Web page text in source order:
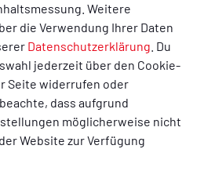
Weitere
die Verwendung Ihrer Daten
Datenschutzerklärung . Du
jederzeit über den Cookie-
Seite widerrufen oder
dass aufgrund
möglicherweise nicht
Website zur Verfügung